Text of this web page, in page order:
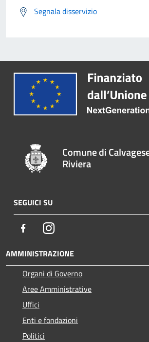
Segnala disservizio
Comune di
Riviera
SEGUICI SU
FacebookInstagram
AMMINISTRAZIONE
Organi di Governo
Aree Amministrative
Uffici
Enti e fondazioni
Politici